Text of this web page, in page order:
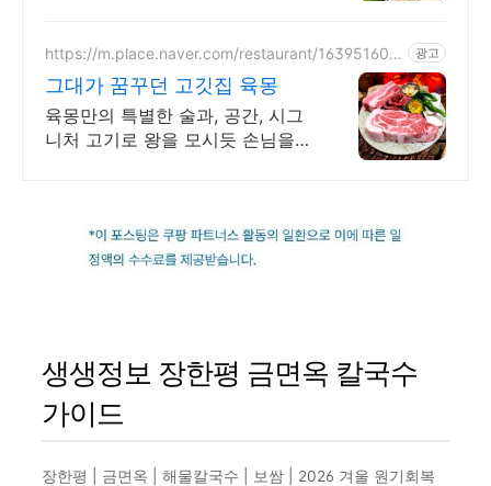
https://m.place.naver.com/restaurant/163951608
광고
그대가 꿈꾸던 고깃집 육몽
육몽만의 특별한 술과, 공간, 시그
니처 고기로 왕을 모시듯 손님을
생생정보 장한평 금면옥 칼국수
가이드
장한평 | 금면옥 | 해물칼국수 | 보쌈 | 2026 겨울 원기회복